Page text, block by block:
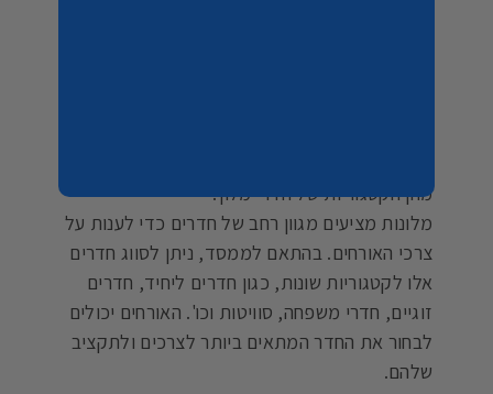
מהן הקטגוריות של חדרי מלון?
מלונות מציעים מגוון רחב של חדרים כדי לענות על
צרכי האורחים. בהתאם לממסד, ניתן לסווג חדרים
אלו לקטגוריות שונות, כגון חדרים ליחיד, חדרים
זוגיים, חדרי משפחה, סוויטות וכו'. האורחים יכולים
לבחור את החדר המתאים ביותר לצרכים ולתקציב
שלהם.